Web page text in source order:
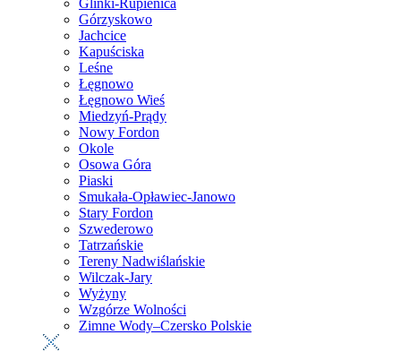
Górzyskowo
Jachcice
Kapuściska
Leśne
Łęgnowo
Łęgnowo Wieś
Miedzyń-Prądy
Nowy Fordon
Okole
Osowa Góra
Piaski
Smukała-Opławiec-Janowo
Stary Fordon
Szwederowo
Tatrzańskie
Tereny Nadwiślańskie
Wilczak-Jary
Wyżyny
Wzgórze Wolności
Zimne Wody–Czersko Polskie